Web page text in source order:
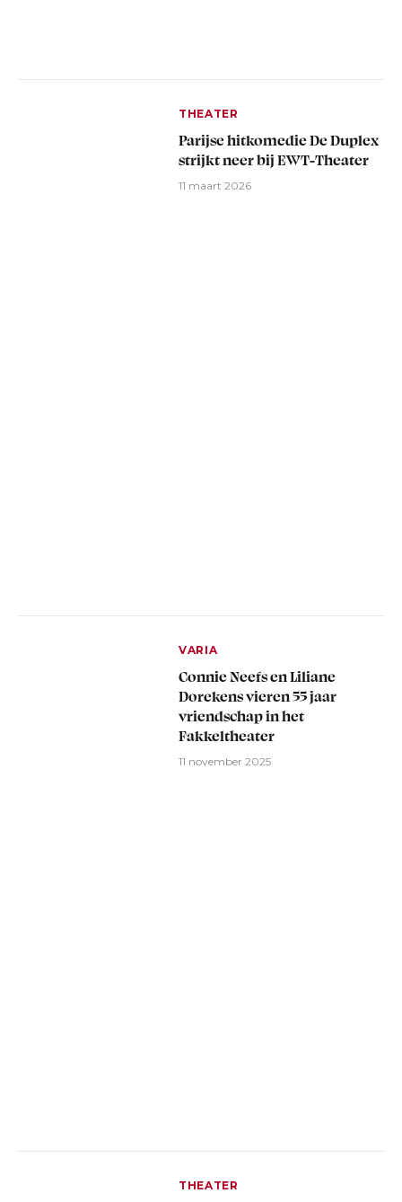
THEATER
Parijse hitkomedie De Duplex
strijkt neer bij EWT-Theater
11 maart 2026
VARIA
Connie Neefs en Liliane
Dorekens vieren 55 jaar
vriendschap in het
Fakkeltheater
11 november 2025
THEATER